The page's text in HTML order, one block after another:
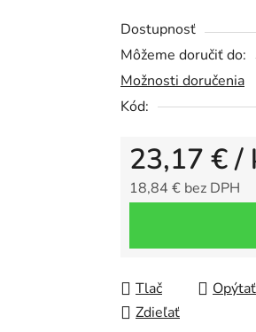
Dostupnosť
Môžeme doručiť do:
Možnosti doručenia
Kód:
23,17 €/
18,84 € bez DPH
Tlač
Zdieľať